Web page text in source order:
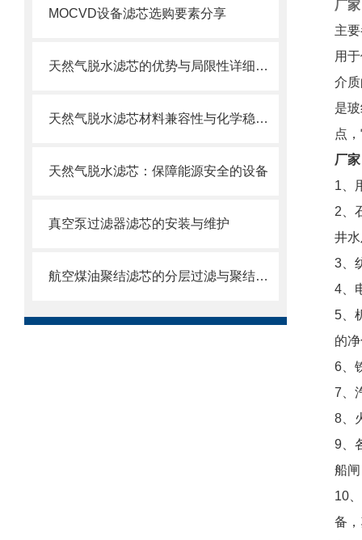
MOCVD设备滤芯选购要素分享
天然气脱水滤芯的优势与局限性详细分析
天然气脱水滤芯材料兼容性与化学稳定性
天然气脱水滤芯：保障能源安全的设备
真空泵过滤器滤芯的安装与维护
航空煤油聚结滤芯的分层过滤与聚结分离原理
厂
主
用
介
是
点
厂
1、
2、
井
3、
4、
5、
的
6、
7、
8、
9、
船
10
备